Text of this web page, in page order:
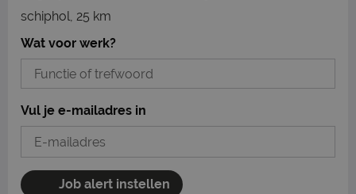
schiphol, 25 km
Wat voor werk?
Vul je e-mailadres in
Job alert instellen